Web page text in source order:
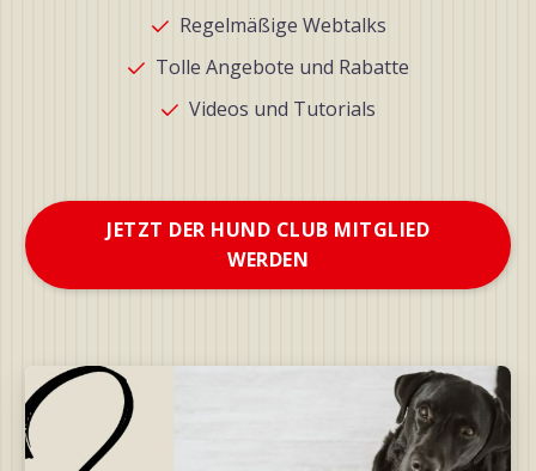
Regelmäßige Webtalks
Tolle Angebote und Rabatte
Videos und Tutorials
JETZT DER HUND CLUB MITGLIED
WERDEN